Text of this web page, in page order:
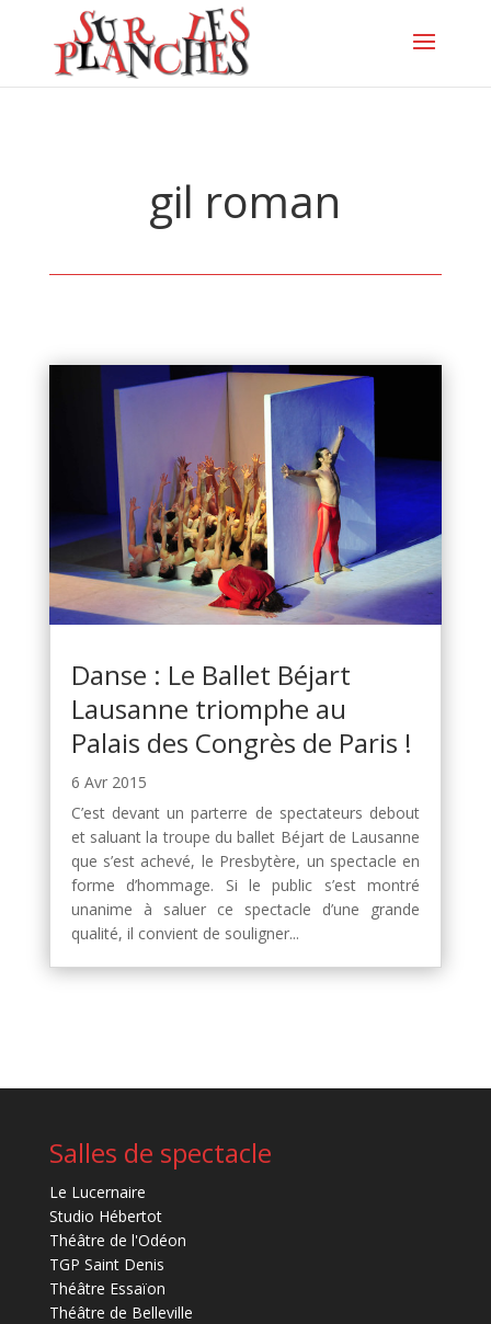
gil roman
Danse : Le Ballet Béjart
Lausanne triomphe au
Palais des Congrès de Paris !
6 Avr 2015
C’est devant un parterre de spectateurs debout
et saluant la troupe du ballet Béjart de Lausanne
que s’est achevé, le Presbytère, un spectacle en
forme d’hommage. Si le public s’est montré
unanime à saluer ce spectacle d’une grande
qualité, il convient de souligner...
Salles de spectacle
Le Lucernaire
Studio Hébertot
Théâtre de l'Odéon
TGP Saint Denis
Théâtre Essaïon
Théâtre de Belleville